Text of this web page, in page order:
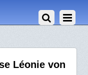
Léonie von